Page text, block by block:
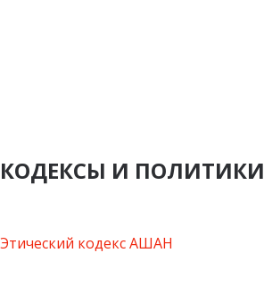
КОДЕКСЫ И ПОЛИТИКИ
Этический кодекс АШАН